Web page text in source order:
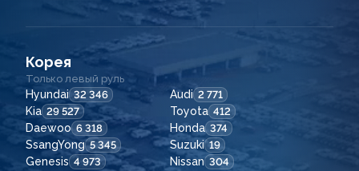
Корея
Только левый руль
Hyundai 32 346 Audi 2 771
Kia 29 527 Toyota 412
Daewoo 6 318 Honda 374
SsangYong 5 345 Suzuki 19
Genesis 4 973 Nissan 304